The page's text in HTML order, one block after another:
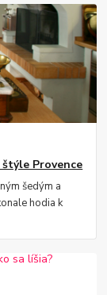
Provence
šedým a
hodia k